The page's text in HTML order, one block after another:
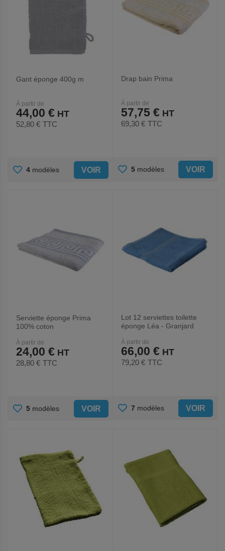
Gant éponge 400g m
À partir de
44,00 €
52,80 € TTC
AJOUTER
4 modèles VOIR
Drap bain Prima
À partir de
57,75 €
69,30 € TTC
AJOUTER
5 modèles VOIR
Serviette éponge Prima
100% coton
À partir de
24,00 €
28,80 € TTC
AJOUTER
5 modèles VOIR
Lot 12 serviettes toilette
éponge Léa - Granjard
À partir de
66,00 €
79,20 € TTC
AJOUTER
7 modèles VOIR